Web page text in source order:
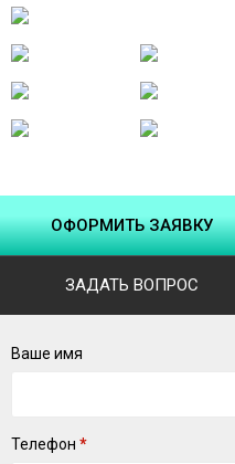
ОФОРМИТЬ ЗАЯВКУ
ЗАДАТЬ ВОПРОС
Ваше имя
Телефон *